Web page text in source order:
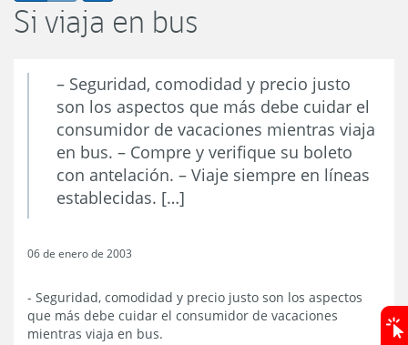
Si viaja en bus
– Seguridad, comodidad y precio justo
son los aspectos que más debe cuidar el
consumidor de vacaciones mientras viaja
en bus. – Compre y verifique su boleto
con antelación. – Viaje siempre en líneas
establecidas. […]
06 de enero de 2003
- Seguridad, comodidad y precio justo son los aspectos
que más debe cuidar el consumidor de vacaciones
mientras viaja en bus.